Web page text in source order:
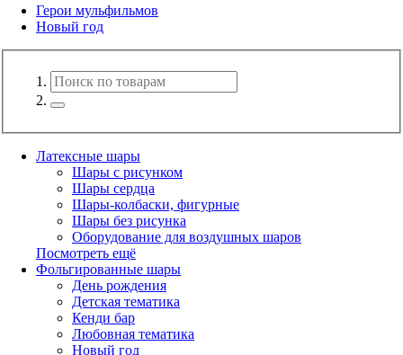
Герои мульфильмов
Новый год
Латексные шары
Шары с рисунком
Шары сердца
Шары-колбаски, фигурные
Шары без рисунка
Оборудование для воздушных шаров
Посмотреть ещё
Фольгированные шары
День рождения
Детская тематика
Кенди бар
Любовная тематика
Новый год